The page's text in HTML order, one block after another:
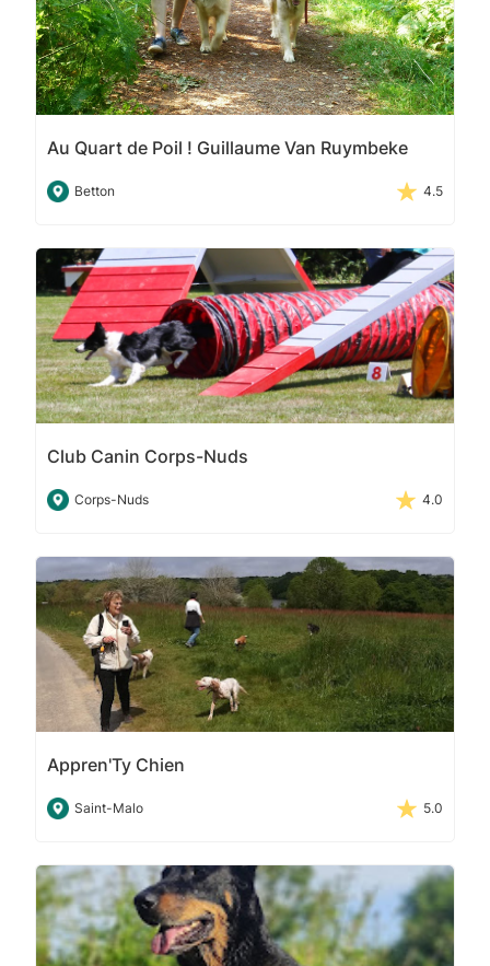
Au Quart de Poil ! Guillaume Van Ruymbeke
Betton 4.5
Club Canin Corps-Nuds
Corps-Nuds 4.0
Appren'Ty Chien
Saint-Malo 5.0